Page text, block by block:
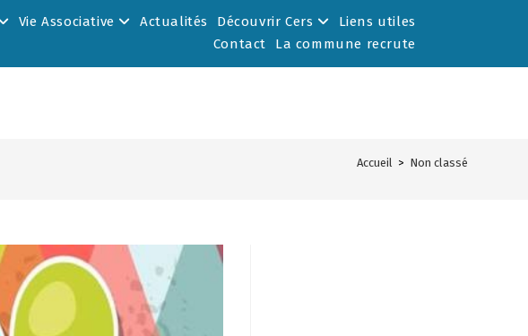
Vie Associative Actualités Découvrir Cers
Liens utiles
Contact
La commune recrute
Accueil > Non classé